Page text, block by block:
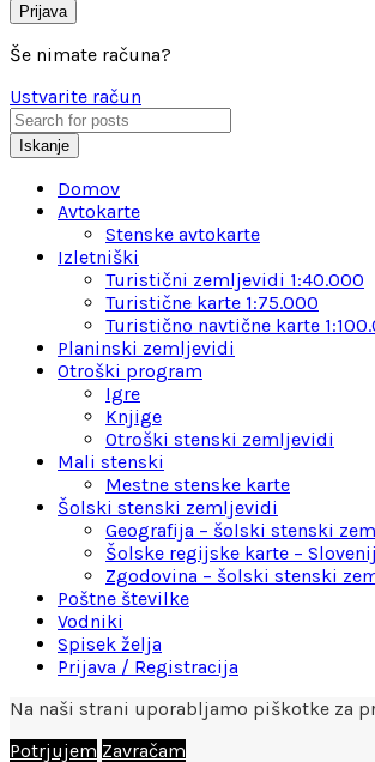
Prijava
Še nimate računa?
Ustvarite račun
Iskanje
Domov
Avtokarte
Stenske avtokarte
Izletniški
Turistični zemljevidi 1:40.000
Turistične karte 1:75.000
Turistično navtične karte
Planinski zemljevidi
Otroški program
Igre
Knjige
Otroški stenski zemljevidi
Mali stenski
Mestne stenske karte
Šolski stenski zemljevidi
Geografija – šolski stenski
Šolske regijske karte –
Zgodovina – šolski stenski
Poštne številke
Vodniki
Spisek želja
Prijava / Registracija
Na naši strani uporabljamo piškotke za
Potrjujem Zavračam